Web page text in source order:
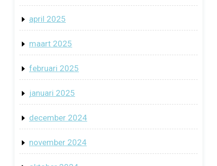
april 2025
maart 2025
februari 2025
januari 2025
december 2024
november 2024